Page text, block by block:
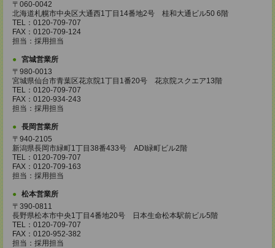
〒060-0042
北海道札幌市中央区大通西1丁目14番地2号 桂和大通ビル50 6階
TEL：0120-709-707
FAX：0120-709-124
担当：採用担当
宮城営業所
〒980-0013
宮城県仙台市青葉区花京院1丁目1番20号 花京院スクエア13階
TEL：0120-709-707
FAX：0120-934-243
担当：採用担当
長岡営業所
〒940-2105
新潟県長岡市緑町1丁目38番433号 ADI緑町ビル2階
TEL：0120-709-707
FAX：0120-709-163
担当：採用担当
松本営業所
〒390-0811
長野県松本市中央1丁目4番地20号 日本生命松本駅前ビル5階
TEL：0120-709-707
FAX：0120-952-382
担当：採用担当